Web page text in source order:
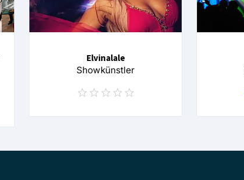
Elvinalale
Showkünstler